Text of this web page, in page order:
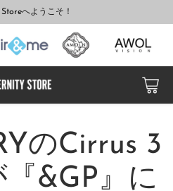
へようこそ！
のCirrus 3
&GP』に